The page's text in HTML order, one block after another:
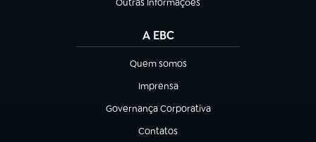
(abre em nova aba)
A EBC
Quem somos
(abre em nova aba)
Imprensa
(abre em nova aba)
Governança Corporativa
(abre em nova aba)
Contatos
(abre em nova aba)